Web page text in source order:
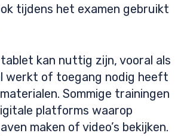
tijdens het examen gebruikt
kan nuttig zijn, vooral als
werkt of toegang nodig heeft
Sommige trainingen
platforms waarop
maken of video’s bekijken.